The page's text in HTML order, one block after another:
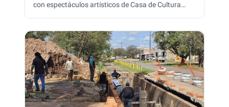
con espectáculos artísticos de Casa de Cultura
disfruten del Mes del Niño al aire libre y conozcan el
talento de alumnos y profesores municipales.